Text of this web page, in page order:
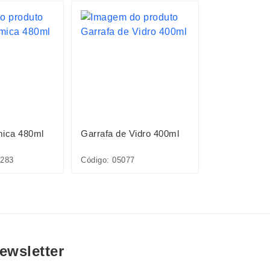
480ml Garrafa de Vidro 400ml
Código: 05077